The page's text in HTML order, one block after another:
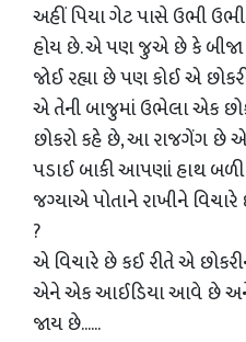
અહીં પિયા ગેટ પાસે ઉભી
હોય છે. એ પણ જુએ છે કે
જોઈ રહ્યા છે પણ કોઈ એ
એ તેની બાજુમાં ઉભેલા એક
છોકરો કહે છે, આ રાજગેંગ છે
પડાઈ બાકી આપણાં હાથ બળી
જગ્યાએ પોતાને રાખીને
?
એ વિચારે છે કઈ રીતે એ
એને એક આઈડિયા આવે છે અને
જાય છે......